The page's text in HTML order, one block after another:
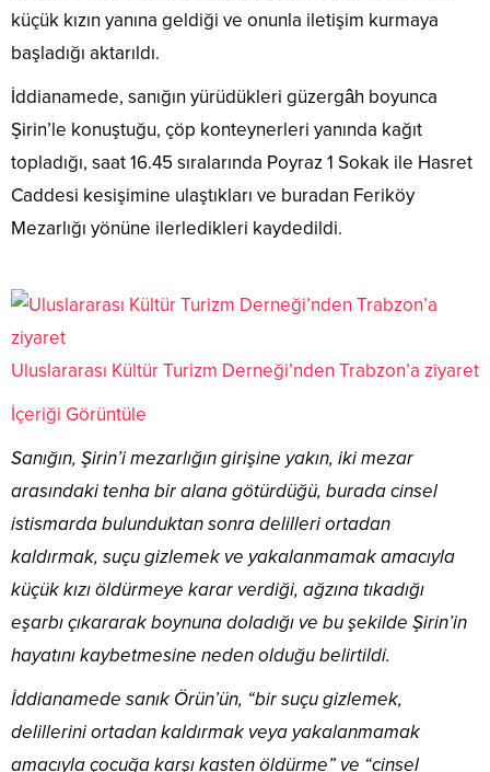
küçük kızın yanına geldiği ve onunla iletişim kurmaya
başladığı aktarıldı.
İddianamede, sanığın yürüdükleri güzergâh boyunca
Şirin’le konuştuğu, çöp konteynerleri yanında kağıt
topladığı, saat 16.45 sıralarında Poyraz 1 Sokak ile Hasret
Caddesi kesişimine ulaştıkları ve buradan Feriköy
Mezarlığı yönüne ilerledikleri kaydedildi.
Uluslararası Kültür Turizm Derneği’nden Trabzon’a ziyaret
İçeriği Görüntüle
Sanığın, Şirin’i mezarlığın girişine yakın, iki mezar
arasındaki tenha bir alana götürdüğü, burada cinsel
istismarda bulunduktan sonra delilleri ortadan
kaldırmak, suçu gizlemek ve yakalanmamak amacıyla
küçük kızı öldürmeye karar verdiği, ağzına tıkadığı
eşarbı çıkararak boynuna doladığı ve bu şekilde Şirin’in
hayatını kaybetmesine neden olduğu belirtildi.
İddianamede sanık Örün’ün, “bir suçu gizlemek,
delillerini ortadan kaldırmak veya yakalanmamak
amacıyla çocuğa karşı kasten öldürme” ve “cinsel